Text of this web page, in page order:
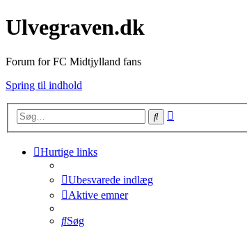
Ulvegraven.dk
Forum for FC Midtjylland fans
Spring til indhold
Søg
Hurtige links
Ubesvarede indlæg
Aktive emner
Søg